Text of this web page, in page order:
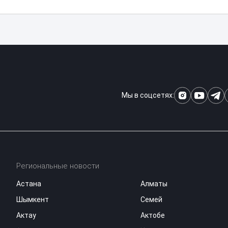
Мы в соцсетях:
Региональные новости
Астана
Алматы
Шымкент
Семей
Актау
Актобе